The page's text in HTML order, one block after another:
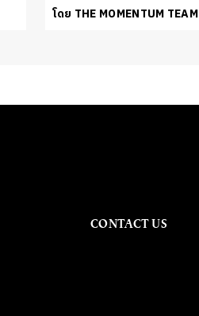
โดย THE MOMENTUM TEAM
CONTACT US